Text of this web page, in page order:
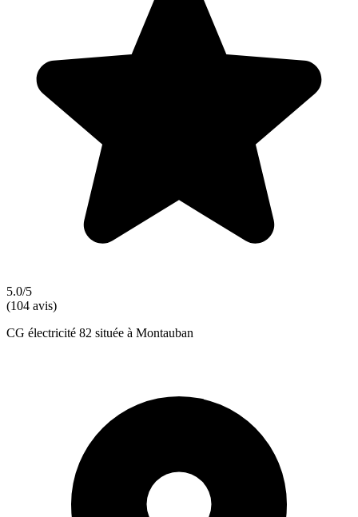
5.0/5
(104 avis)
CG électricité 82 située à Montauban